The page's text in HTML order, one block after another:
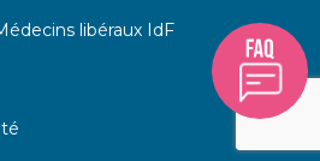
libéraux IdF